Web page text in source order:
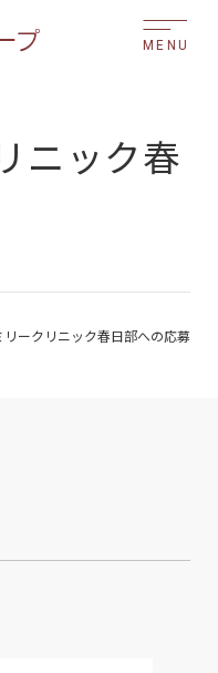
MENU
ニック春
リークリニック春日部への応募